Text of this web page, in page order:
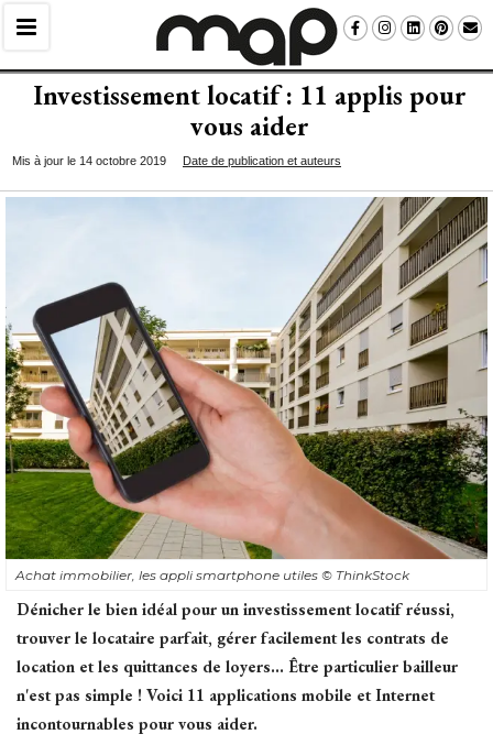
Investissement locatif : 11 applis pour
vous aider
Mis à jour le 14 octobre 2019 Date de publication et auteurs
Achat immobilier, les appli smartphone utiles © ThinkStock
Dénicher le bien idéal pour un investissement locatif réussi,
trouver le locataire parfait, gérer facilement les contrats de
location et les quittances de loyers... Être particulier bailleur
n'est pas simple ! Voici 11 applications mobile et Internet
incontournables pour vous aider.